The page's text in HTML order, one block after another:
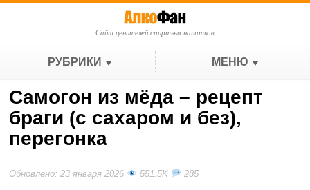
Сайт ценителей спиртных напитков
РУБРИКИ МЕНЮ
Самогон из мёда – рецепт
браги (с сахаром и без),
перегонка
Обновлено: 23 января 2026 551.5K 285